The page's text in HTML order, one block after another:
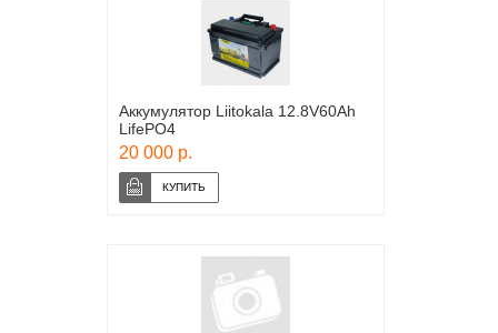
Аккумулятор Liitokala 12.8V60Ah
LifePO4
20 000 р.